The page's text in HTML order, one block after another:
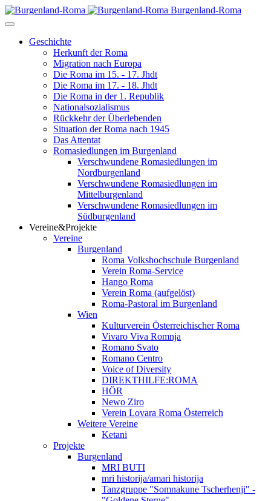
Burgenland-Roma
Geschichte
Herkunft der Roma
Migration nach Europa
Die Roma im 15. - 17. Jhdt
Die Roma im 17. - 18. Jhdt
Die Roma in der 1. Republik
Nationalsozialismus
Rückkehr der Überlebenden
Situation der Roma nach 1945
Das Attentat
Romasiedlungen im Burgenland
Verschwundene Romasiedlungen im
Nordburgenland
Verschwundene Romasiedlungen im
Mittelburgenland
Verschwundene Romasiedlungen im
Südburgenland
Vereine&Projekte
Vereine
Burgenland
Roma Volkshochschule Burgenland
Verein Roma-Service
Hango Roma
Verein Roma (aufgelöst)
Roma-Pastoral im Burgenland
Wien
Kulturverein Österreichischer Roma
Vivaro Viva Romnja
Romano Svato
Romano Centro
Voice of Diversity
DIREKTHILFE:ROMA
HÖR
Newo Ziro
Verein Lovara Roma Österreich
Weitere Vereine
Ketani
Projekte
Burgenland
MRI BUTI
mri historija/amari historija
Tanzgruppe "Somnakune Tscherhenji" -